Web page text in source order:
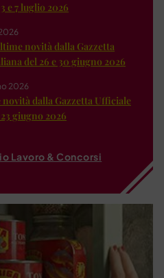
e 7 luglio 2026
novità dalla Gazzetta
del 26 e 30 giugno 2026
2026
dalla Gazzetta Ufficiale
giugno 2026
Lavoro & Concorsi